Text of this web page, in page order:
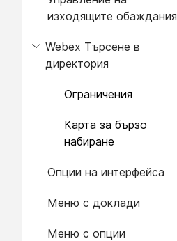
изходящите обаждания
Webex Търсене в
директория
Ограничения
Карта за бързо
набиране
Опции на интерфейса
Меню с доклади
Меню с опции